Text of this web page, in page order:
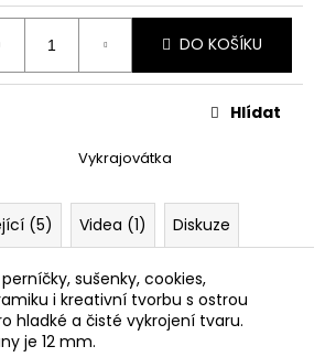
DO KOŠÍKU
Vykrajovátka
Hlídat
(5) Videa (1) Diskuze
sušenky, cookies,
i kreativní tvorbu s ostrou
hladké a čisté vykrojení tvaru.
je 12 mm.